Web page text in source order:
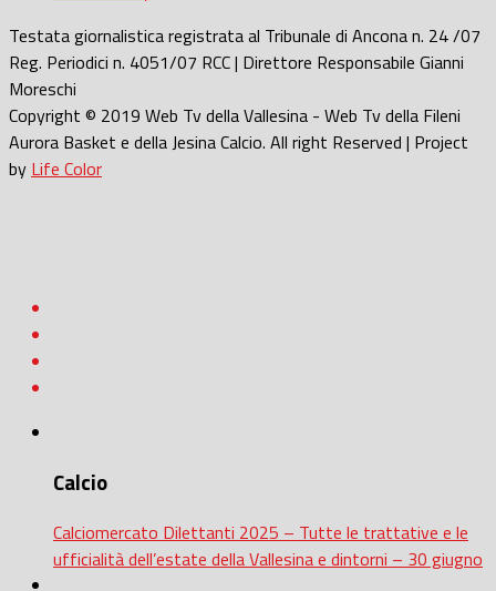
Testata giornalistica registrata al Tribunale di Ancona n. 24 /07
Reg. Periodici n. 4051/07 RCC | Direttore Responsabile Gianni
Moreschi
Copyright © 2019 Web Tv della Vallesina - Web Tv della Fileni
Aurora Basket e della Jesina Calcio. All right Reserved | Project
by Life Color
Calcio
Calciomercato Dilettanti 2025 – Tutte le trattative e le
ufficialità dell’estate della Vallesina e dintorni – 30 giugno